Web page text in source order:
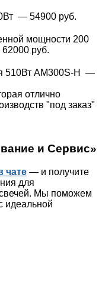
— 54900 руб.
мощности 200
руб.
510Вт AM300S-H
—
отлично
"под заказ"
и Сервис»
чате — и получите
для
свечей. Мы поможем
идеальной